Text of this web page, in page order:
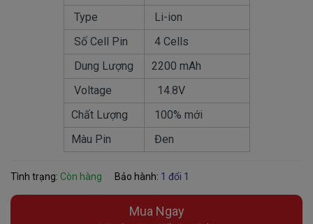
Type
Li-ion
Số Cell Pin
4 Cells
Dung Lượng
2200 mAh
Voltage
14.8V
Chất Lượng
100% mới
Màu Pin
Đen
Tình trạng: Còn hàng Bảo hành: 1 đổi 1
Mua Ngay